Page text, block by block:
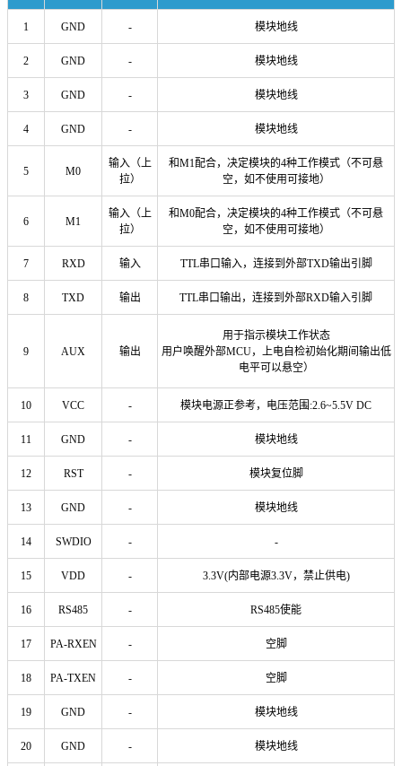
1 GND - 模块地线
2 GND - 模块地线
3 GND - 模块地线
4 GND - 模块地线
5 M0
输入（上
拉）
和M1配合，决定模块的4种工作模式（不可悬
空，如不使用可接地）
6 M1
输入（上
拉）
和M0配合，决定模块的4种工作模式（不可悬
空，如不使用可接地）
7 RXD 输入 TTL串口输入，连接到外部TXD输出引脚
8 TXD 输出 TTL串口输出，连接到外部RXD输入引脚
9 AUX 输出
用于指示模块工作状态
用户唤醒外部MCU，上电自检初始化期间输出低
电平可以悬空）
10 VCC - 模块电源正参考，电压范围:2.6~5.5V DC
11 GND - 模块地线
12 RST - 模块复位脚
13 GND - 模块地线
14 SWDIO - -
15 VDD - 3.3V(内部电源3.3V，禁止供电)
16 RS485 - RS485使能
17 PA-RXEN - 空脚
18 PA-TXEN - 空脚
19 GND - 模块地线
20 GND - 模块地线